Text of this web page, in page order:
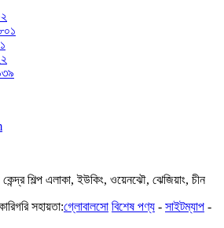
শিল্প এলাকা, ইউকিং, ওয়েনঝৌ, ঝেজিয়াং, চীন
সহায়তা:গ্লোবালসো বিশেষ পণ্য - সাইটম্যাপ -